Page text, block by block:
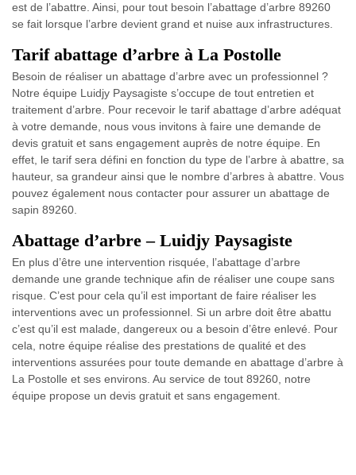
est de l’abattre. Ainsi, pour tout besoin l’abattage d’arbre 89260
se fait lorsque l’arbre devient grand et nuise aux infrastructures.
Tarif abattage d’arbre à La Postolle
Besoin de réaliser un abattage d’arbre avec un professionnel ?
Notre équipe Luidjy Paysagiste s’occupe de tout entretien et
traitement d’arbre. Pour recevoir le tarif abattage d’arbre adéquat
à votre demande, nous vous invitons à faire une demande de
devis gratuit et sans engagement auprès de notre équipe. En
effet, le tarif sera défini en fonction du type de l’arbre à abattre, sa
hauteur, sa grandeur ainsi que le nombre d’arbres à abattre. Vous
pouvez également nous contacter pour assurer un abattage de
sapin 89260.
Abattage d’arbre – Luidjy Paysagiste
En plus d’être une intervention risquée, l’abattage d’arbre
demande une grande technique afin de réaliser une coupe sans
risque. C’est pour cela qu’il est important de faire réaliser les
interventions avec un professionnel. Si un arbre doit être abattu
c’est qu’il est malade, dangereux ou a besoin d’être enlevé. Pour
cela, notre équipe réalise des prestations de qualité et des
interventions assurées pour toute demande en abattage d’arbre à
La Postolle et ses environs. Au service de tout 89260, notre
équipe propose un devis gratuit et sans engagement.